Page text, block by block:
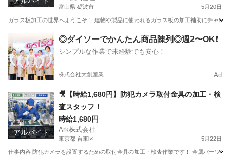
富山県 砺波市 5月20日
ガラス板加工の世界へようこそ！ 建物や製品に使われるガラス板の加工補助にチャ
砺波市 工場
◎ダイソーでかんたん商品陳列◎週2〜OK❗️
シンプルな作業で未経験でも安心！
株式会社大創産業 Ad
アルバイト
🎥【時給1,680円】防犯カメラ取付金具の加工・検
査スタッフ！
時給1,680円
Ark株式会社
東京都 台東区 5月22日
仕事内容 防犯カメラを設置するための取付金具の加工・検査作業です！ 金属パーツ